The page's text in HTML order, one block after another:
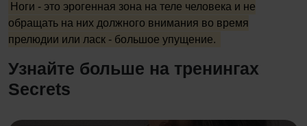
Ноги - это эрогенная зона на теле человека и не
обращать на них должного внимания во время
прелюдии или ласк - большое упущение.
Узнайте больше на тренингах
Secrets